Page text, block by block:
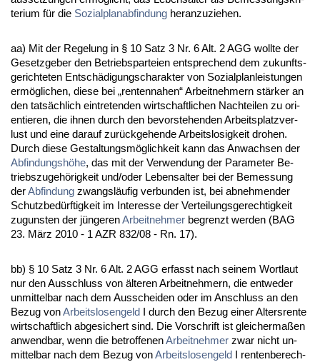
te­ri­um für die So­zi­al­plan­ab­fin­dung her­an­zu­zie­hen.
aa) Mit der Re­ge­lung in § 10 Satz 3 Nr. 6 Alt. 2 AGG woll­te der
Ge­setz­ge­ber den Be­triebs­par­tei­en ent­spre­chend dem zu­kunfts­
ge­rich­te­ten Entschädi­gungs­cha­rak­ter von So­zi­al­plan­leis­tun­gen
ermögli­chen, die­se bei „ren­ten­na­hen“ Ar­beit­neh­mern stärker an
den tatsächlich ein­tre­ten­den wirt­schaft­li­chen Nach­tei­len zu ori­
en­tie­ren, die ih­nen durch den be­vor­ste­hen­den Ar­beits­platz­ver­
lust und ei­ne dar­auf zurück­ge­hen­de Ar­beits­lo­sig­keit dro­hen.
Durch die­se Ge­stal­tungsmöglich­keit kann das An­wach­sen der
Ab­fin­dungshöhe, das mit der Ver­wen­dung der Pa­ra­me­ter Be­
triebs­zu­gehörig­keit und/oder Le­bens­al­ter bei der Be­mes­sung
derAb­fin­dung zwangsläufig ver­bun­den ist, bei ab­neh­men­der
Schutz­bedürf­tig­keit im In­ter­es­se der Ver­tei­lungs­ge­rech­tig­keit
zu­guns­ten der jünge­renAr­beit­neh­mer be­grenzt wer­den (BAG
23. März 2010 - 1 AZR 832/08 - Rn. 17).
bb) § 10 Satz 3 Nr. 6 Alt. 2 AGG er­fasst nach sei­nem Wort­laut
nur den Aus­schluss von älte­ren Ar­beit­neh­mern, die ent­we­der
un­mit­tel­bar nach dem Aus­schei­den oder im An­schluss an den
Be­zug vonAr­beits­lo­sen­geld I durch den Be­zug ei­ner Al­ters­ren­te
wirt­schaft­lich ab­ge­si­chert sind. Die Vor­schrift ist glei­cher­maßen
an­wend­bar, wenn die be­trof­fe­nenAr­beit­neh­mer zwar nicht un­
mit­tel­bar nach dem Be­zug vonAr­beits­lo­sen­geld I ren­ten­be­rech­